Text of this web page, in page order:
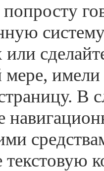
или
мере, имели
В
текстовую